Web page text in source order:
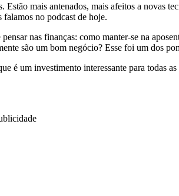
Estão mais antenados, mais afeitos a
no podcast de hoje.
nas finanças: como manter-se na
são um bom negócio? Esse foi um dos
é um investimento interessante para todas